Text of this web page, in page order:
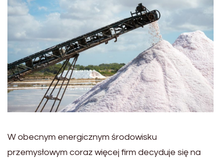
W obecnym energicznym środowisku
przemysłowym coraz więcej firm decyduje się na